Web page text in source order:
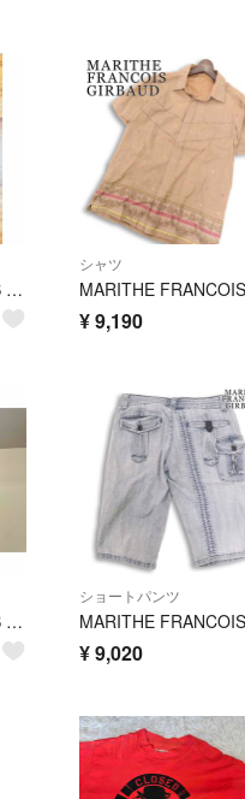
MARITHE FRANCOIS GIRBAUD マリテフランソワジルボー デザインショートデニムパンツジーンズ Sz.Sメンズ
シャツ
¥9,190
MARITHE FRANCOIS GIRBAUD ジルボー LOGO CAP
ショートパンツ
¥9,020